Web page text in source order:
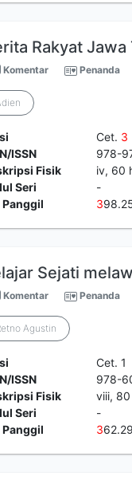
Rakyat Jawa
Komentar Penanda
Cet. 3
ISSN
978-
Fisik
iv, 60
Seri
-
Panggil
3
Sejati
Komentar Penanda
Agustin
Cet. 1
ISSN
978-
Fisik
viii, 80
Seri
-
Panggil
362.29